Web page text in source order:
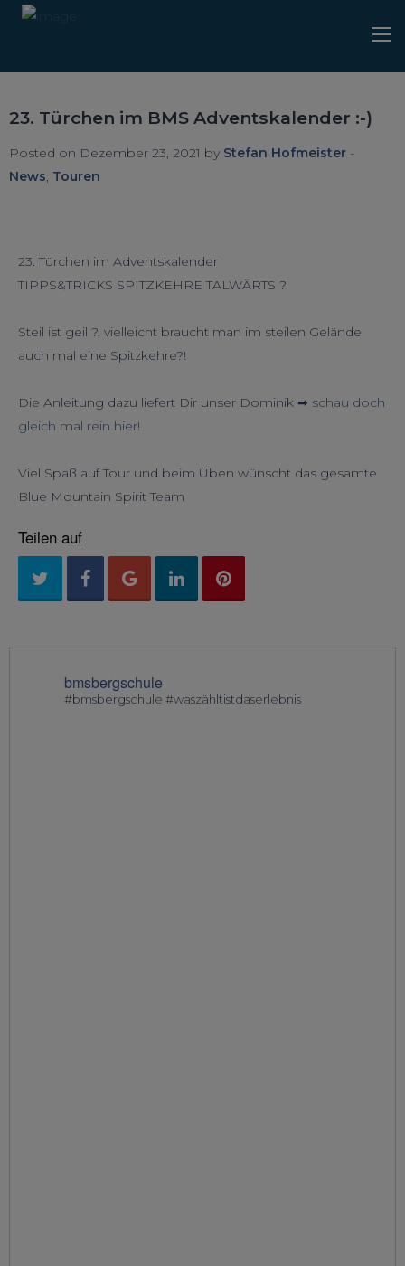
23. Türchen im BMS Adventskalender :-)
Posted on Dezember 23, 2021 by Stefan Hofmeister -
News, Touren
23. Türchen im Adventskalender
TIPPS&TRICKS SPITZKEHRE TALWÄRTS ?
Steil ist geil ?, vielleicht braucht man im steilen Gelände
auch mal eine Spitzkehre?!
Die Anleitung dazu liefert Dir unser Dominik ➡ schau doch
gleich mal rein hier!
Viel Spaß auf Tour und beim Üben wünscht das gesamte
Blue Mountain Spirit Team
Teilen auf
bmsbergschule
#bmsbergschule #waszähltistdaserlebnis